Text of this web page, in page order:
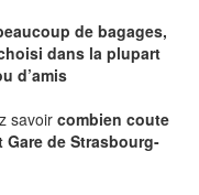
de bagages,
dans la plupart
d’amis
savoir combien coute
de Strasbourg-